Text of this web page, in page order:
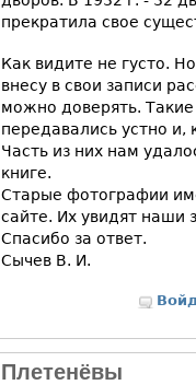
прекратила свое
Как видите не густо.
внесу в свои записи
можно доверять.
передавались устно
Часть из них нам
книге.
Старые фотографии
сайте. Их увидят наши
Спасибо за ответ.
Сычев В. И.
Плетенёвы